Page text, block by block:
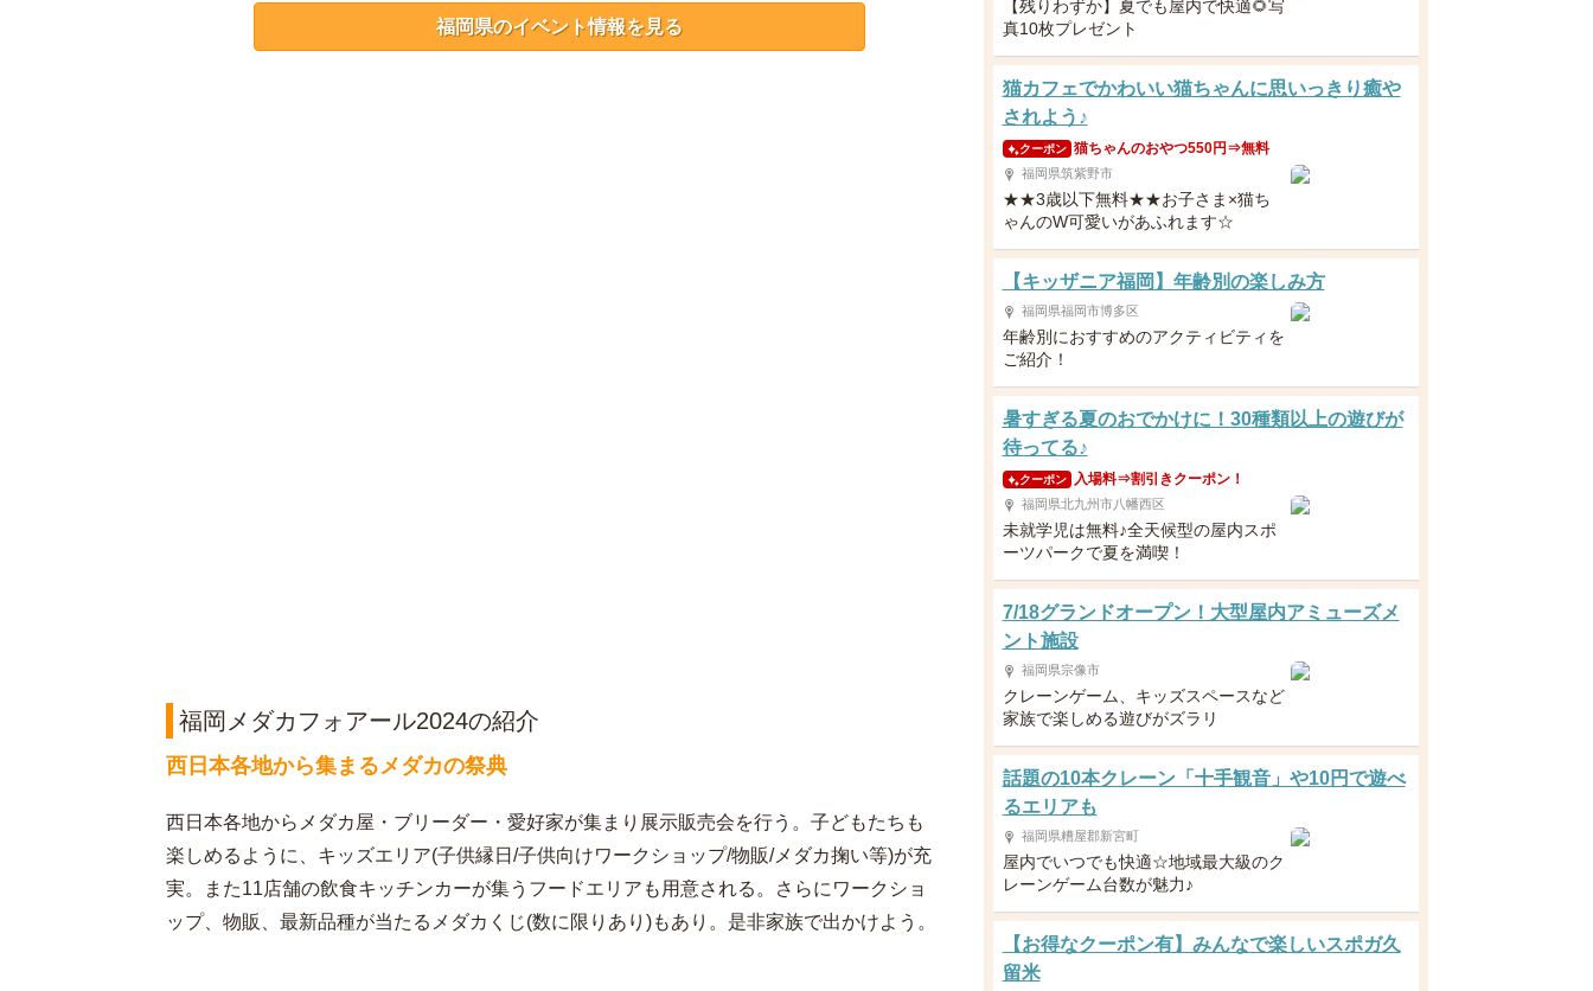
福岡県のイベント情報を見る
福岡メダカフォアール2024の紹介
西日本各地から集まるメダカの祭典
西日本各地からメダカ屋・ブリーダー・愛好家が集まり展示販売会を行う。子どもたちも
楽しめるように、キッズエリア(子供縁日/子供向けワークショップ/物販/メダカ掬い等)が充
実。また11店舗の飲食キッチンカーが集うフードエリアも用意される。さらにワークショ
ップ、物販、最新品種が当たるメダカくじ(数に限りあり)もあり。是非家族で出かけよう。
【残りわずか】夏でも屋内で快適🌻写
真10枚プレゼント
猫カフェでかわいい猫ちゃんに思いっきり癒や
されよう♪
クーポン 猫ちゃんのおやつ550円⇒無料
福岡県筑紫野市
★★3歳以下無料★★お子さま×猫ち
ゃんのW可愛いがあふれます☆
【キッザニア福岡】年齢別の楽しみ方
福岡県福岡市博多区
年齢別におすすめのアクティビティを
ご紹介！
暑すぎる夏のおでかけに！30種類以上の遊びが
待ってる♪
クーポン 入場料⇒割引きクーポン！
福岡県北九州市八幡西区
未就学児は無料♪全天候型の屋内スポ
ーツパークで夏を満喫！
7/18グランドオープン！大型屋内アミューズメ
ント施設
福岡県宗像市
クレーンゲーム、キッズスペースなど
家族で楽しめる遊びがズラリ
話題の10本クレーン「十手観音」や10円で遊べ
るエリアも
福岡県糟屋郡新宮町
屋内でいつでも快適☆地域最大級のク
レーンゲーム台数が魅力♪
【お得なクーポン有】みんなで楽しいスポガ久
留米